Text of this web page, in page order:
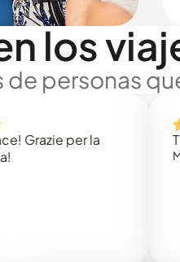
los
de personas
per la
Thank